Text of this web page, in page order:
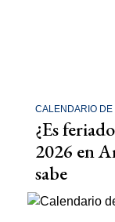
CALENDARIO DE
¿Es
2026 en
sabe